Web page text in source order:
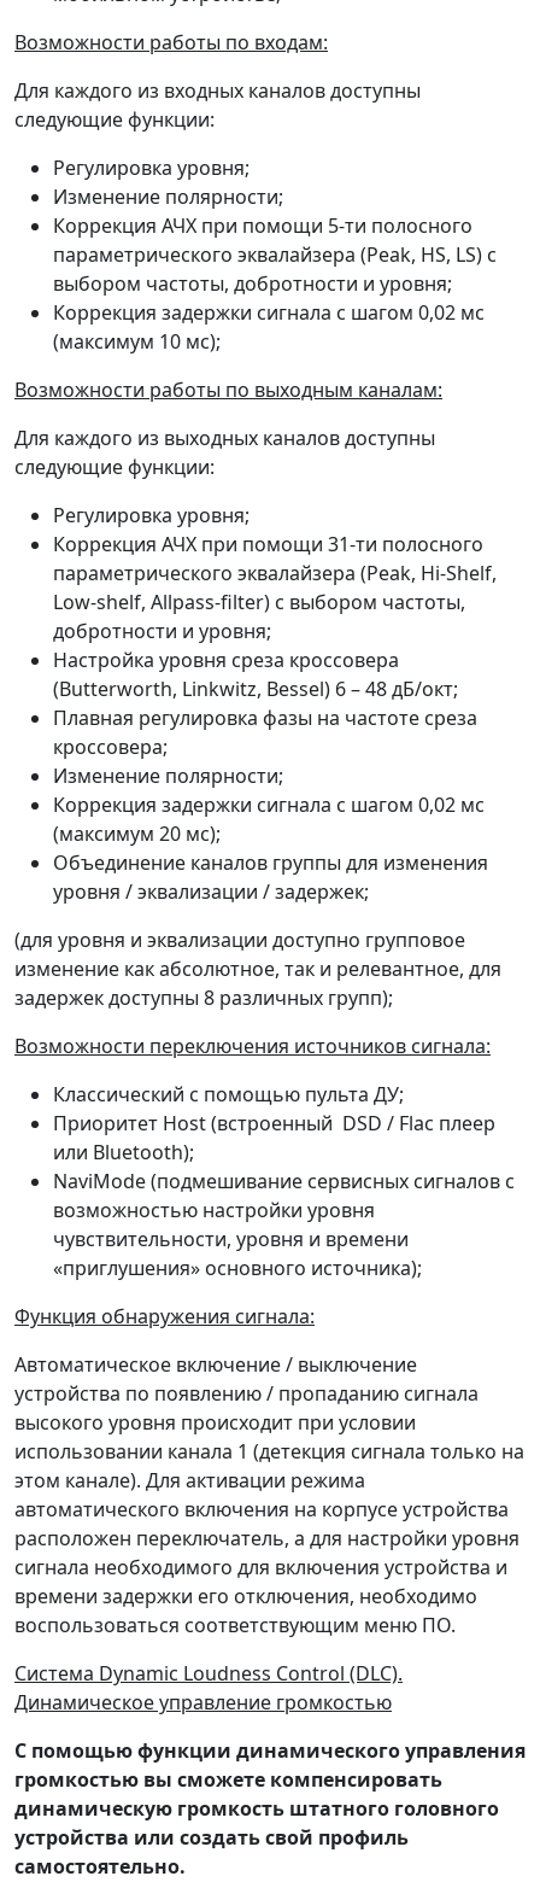
Возможности работы по входам:
Для каждого из входных каналов доступны
следующие функции:
Регулировка уровня;
Изменение полярности;
Коррекция АЧХ при помощи 5-ти полосного
параметрического эквалайзера (Peak, HS, LS) c
выбором частоты, добротности и уровня;
Коррекция задержки сигнала с шагом 0,02 мс
(максимум 10 мс);
Возможности работы по выходным каналам:
Для каждого из выходных каналов доступны
следующие функции:
Регулировка уровня;
Коррекция АЧХ при помощи 31-ти полосного
параметрического эквалайзера (Peak, Hi-Shelf,
Low-shelf, Allpass-filter) c выбором частоты,
добротности и уровня;
Настройка уровня среза кроссовера
(Butterworth, Linkwitz, Bessel) 6 – 48 дБ/окт;
Плавная регулировка фазы на частоте среза
кроссовера;
Изменение полярности;
Коррекция задержки сигнала с шагом 0,02 мс
(максимум 20 мс);
Объединение каналов группы для изменения
уровня / эквализации / задержек;
(для уровня и эквализации доступно групповое
изменение как абсолютное, так и релевантное, для
задержек доступны 8 различных групп);
Возможности переключения источников сигнала:
Классический с помощью пульта ДУ;
Приоритет Host (встроенный DSD / Flac плеер
или Bluetooth);
NaviMode (подмешивание сервисных сигналов с
возможностью настройки уровня
чувствительности, уровня и времени
«приглушения» основного источника);
Функция обнаружения сигнала:
Автоматическое включение / выключение
устройства по появлению / пропаданию сигнала
высокого уровня происходит при условии
использовании канала 1 (детекция сигнала только на
этом канале). Для активации режима
автоматического включения на корпусе устройства
расположен переключатель, а для настройки уровня
сигнала необходимого для включения устройства и
времени задержки его отключения, необходимо
воспользоваться соответствующим меню ПО.
Система Dynamiс Loudness Control (DLC).
Динамическое управление громкостью
С помощью функции динамического управления
громкостью вы сможете компенсировать
динамическую громкость штатного головного
устройства или создать свой профиль
самостоятельно.